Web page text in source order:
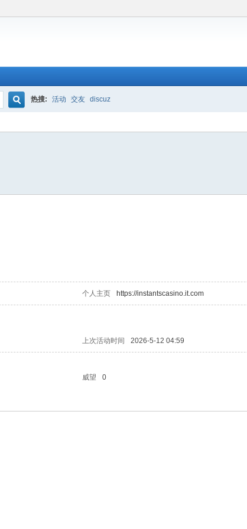
热搜: 活动 交友 discuz
个人主页 https://instantscasino.it.com
上次活动时间 2026-5-12 04:59
威望 0